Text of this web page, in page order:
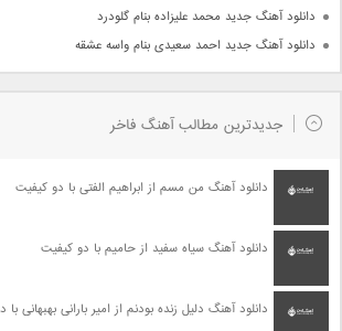
دانلود آهنگ جدید محمد علیزاده بنام گلودرد
دانلود آهنگ جدید احمد سعیدی بنام واسه عشقه
جدیدترین مطالب آهنگ فاخر
دانلود آهنگ من مسم از ابراهیم الفتی با دو کیفیت
دانلود آهنگ سیاه سفید از حامیم با دو کیفیت
دانلود آهنگ دلیل زنده بودنم از امیر بارانی بهبهانی